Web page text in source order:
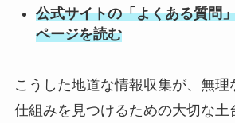
公式サイトの「よくある質問
ページを読む
こうした地道な情報収集が、無理
仕組みを見つけるための大切な土